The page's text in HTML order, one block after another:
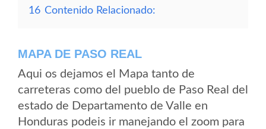
16 Contenido Relacionado:
MAPA DE PASO REAL
Aqui os dejamos el Mapa tanto de
carreteras como del pueblo de Paso Real del
estado de Departamento de Valle en
Honduras podeis ir manejando el zoom para